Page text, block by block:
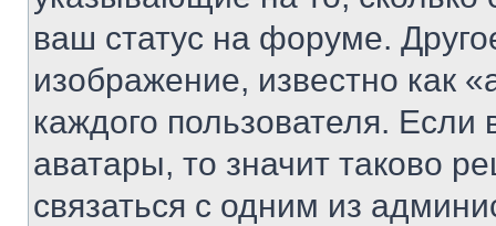
ваш статус на форуме.
изображение, известно как
каждого пользователя.
аватары, то значит таково
связаться с одним из